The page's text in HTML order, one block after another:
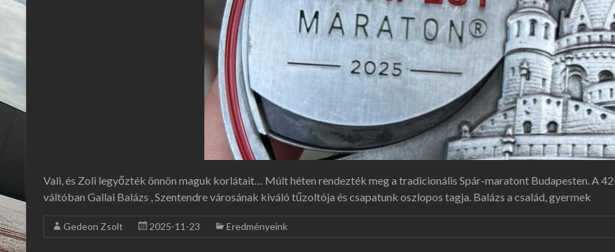
Vali, és Zoli legyőzték önnön maguk korlátait… Múlt héten rendezték meg a tradicionális Spár-maratont Budapesten. A
váltóban Gallai Balázs , Szentendre városának kiváló tűzoltója és csapatunk oszlopos tagja. Balázs a család, gyermek
Gedeon Zsolt 2025-11-23 Eredményeink